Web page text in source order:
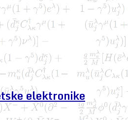
elektronike